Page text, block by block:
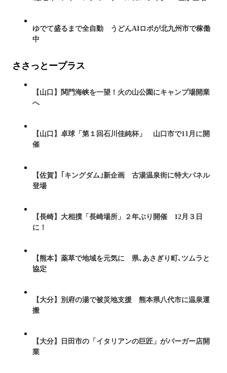
ゆでて盛るまで全自動 うどんAIロボが北九州市で稼働
中
ささっとープラス
【山口】関門海峡を一望！火の山公園にキャンプ場開業
へ
【山口】卓球「第１回石川佳純杯」 山口市で11月に開
催
【佐賀】｢キングダム｣新企画 古湯温泉街に特大パネル
登場
【長崎】大相撲「長崎場所」２年ぶり開催 12月３日
に！
【熊本】薬草で地域を元気に 県､あさぎり町､ツムラと
協定
【大分】別府の湯で被災地支援 熊本県八代市に温泉運
搬
【大分】日田市の「イタリアンの巨匠」がバーガー店開
業